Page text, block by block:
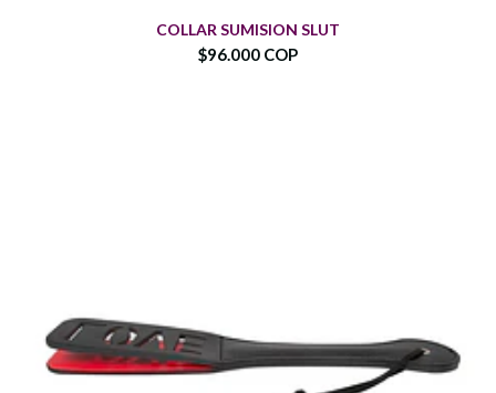
COLLAR SUMISION SLUT
$96.000 COP